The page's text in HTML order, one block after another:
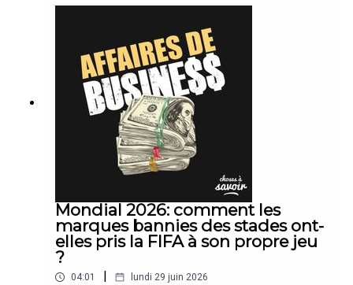
Mondial 2026: comment les
marques bannies des stades ont-
elles pris la FIFA à son propre jeu
?
04:01 lundi 29 juin 2026